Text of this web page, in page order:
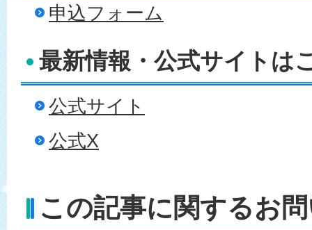
申込フォーム
最新情報・公式サイトは
公式サイト
公式X
この記事に関するお